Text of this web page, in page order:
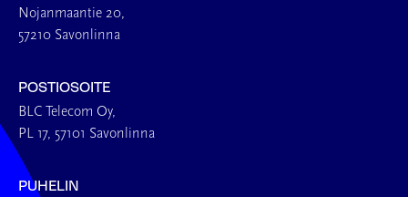
Nojanmaantie 20,
57210 Savonlinna
POSTIOSOITE
BLC Telecom Oy,
PL 17, 57101 Savonlinna
PUHELIN